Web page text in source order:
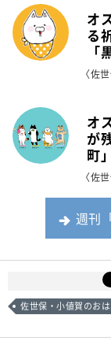
オ
る
「
〈佐
オ
が
町」
〈佐
週刊
佐世保・小値賀のお